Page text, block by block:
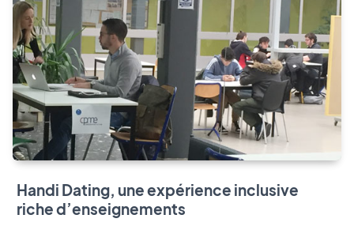
Handi Dating, une expérience inclusive
riche d’enseignements